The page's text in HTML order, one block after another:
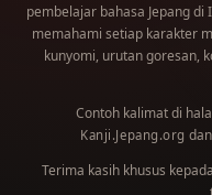
pembelajar bahasa Jepang
memahami setiap karakter
kunyomi, urutan goresan,
Contoh kalimat di
Kanji.Jepang.org
Terima kasih khusus